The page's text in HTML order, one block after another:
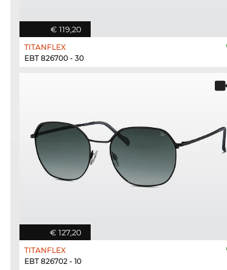
€ 119,20
TITANFLEX
EBT 826700 - 30
€ 127,20
TITANFLEX
EBT 826702 - 10